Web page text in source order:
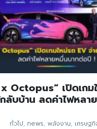
Octopus” เปิดเกม
ลับบ้าน ลดค่าไฟหลา
ทั่วไป, news, พลังงาน, เศรษฐ